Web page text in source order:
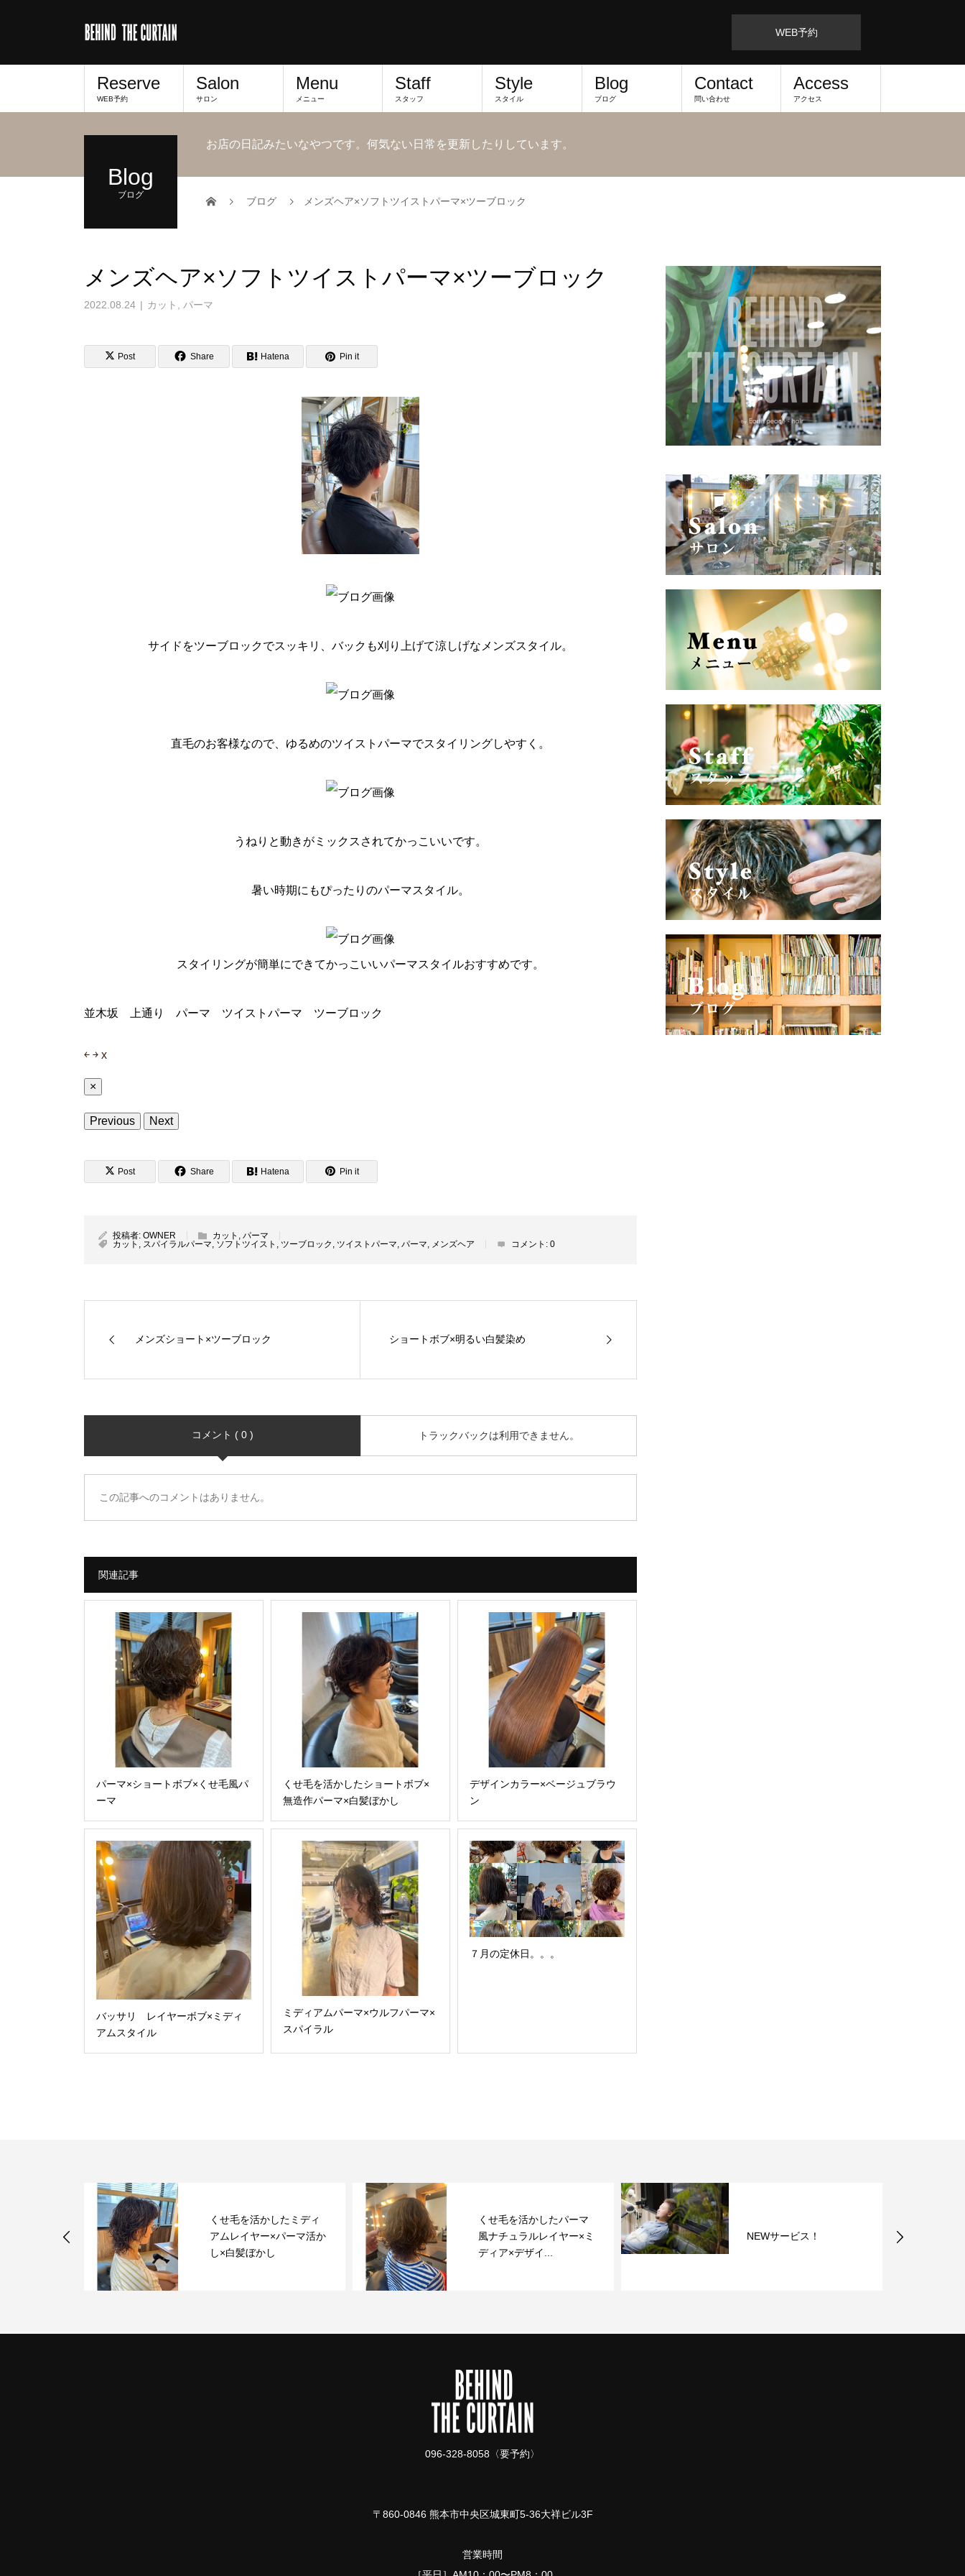
WEB予約
Reserve
WEB予約
Salon
サロン
Menu
メニュー
Staff
スタッフ
Style
スタイル
Blog
ブログ
Contact
問い合わせ
Access
アクセス
Blog
ブログ
お店の日記みたいなやつです。何気ない日常を更新したりしています。
ブログ メンズヘア×ソフトツイストパーマ×ツーブロック
メンズヘア×ソフトツイストパーマ×ツーブロック
2022.08.24 カット , パーマ
Post Share Hatena Pin it
サイドをツーブロックでスッキリ、バックも刈り上げて涼しげなメンズスタイル。
直毛のお客様なので、ゆるめのツイストパーマでスタイリングしやすく。
うねりと動きがミックスされてかっこいいです。
暑い時期にもぴったりのパーマスタイル。
スタイリングが簡単にできてかっこいいパーマスタイルおすすめです。
並木坂 上通り パーマ ツイストパーマ ツーブロック
￩ ￫ x
×
Previous Next
Post Share Hatena Pin it
投稿者: OWNER カット
パーマ
カット
スパイラルパーマ ソフトツイスト ツーブロック ツイストパーマ パーマ メンズヘア コメント: 0
メンズショート×ツーブロック ショートボブ×明るい白髪染め
コメント ( 0 ) トラックバックは利用できません。
この記事へのコメントはありません。
関連記事
パーマ×ショートボブ×くせ毛風パ
ーマ
くせ毛を活かしたショートボブ×
無造作パーマ×白髪ぼかし
デザインカラー×ベージュブラウ
ン
バッサリ レイヤーボブ×ミディ
アムスタイル
ミディアムパーマ×ウルフパーマ×
スパイラル
７月の定休日。。。
くせ毛を活かしたミディ
アムレイヤー×パーマ活か
し×白髪ぼかし
くせ毛を活かしたパーマ
風ナチュラルレイヤー×ミ
ディア×デザイ...
NEWサービス！
096-328-8058〈要予約〉
〒860-0846 熊本市中央区城東町5-36大祥ビル3F
営業時間